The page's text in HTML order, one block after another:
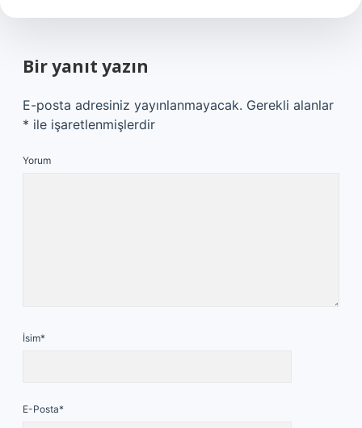
Bir yanıt yazın
E-posta adresiniz yayınlanmayacak. Gerekli alanlar
* ile işaretlenmişlerdir
Yorum
İsim*
E-Posta*